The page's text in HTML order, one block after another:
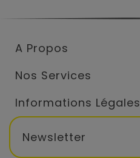
A Propos
Nos Services
Informations Légales
Newsletter